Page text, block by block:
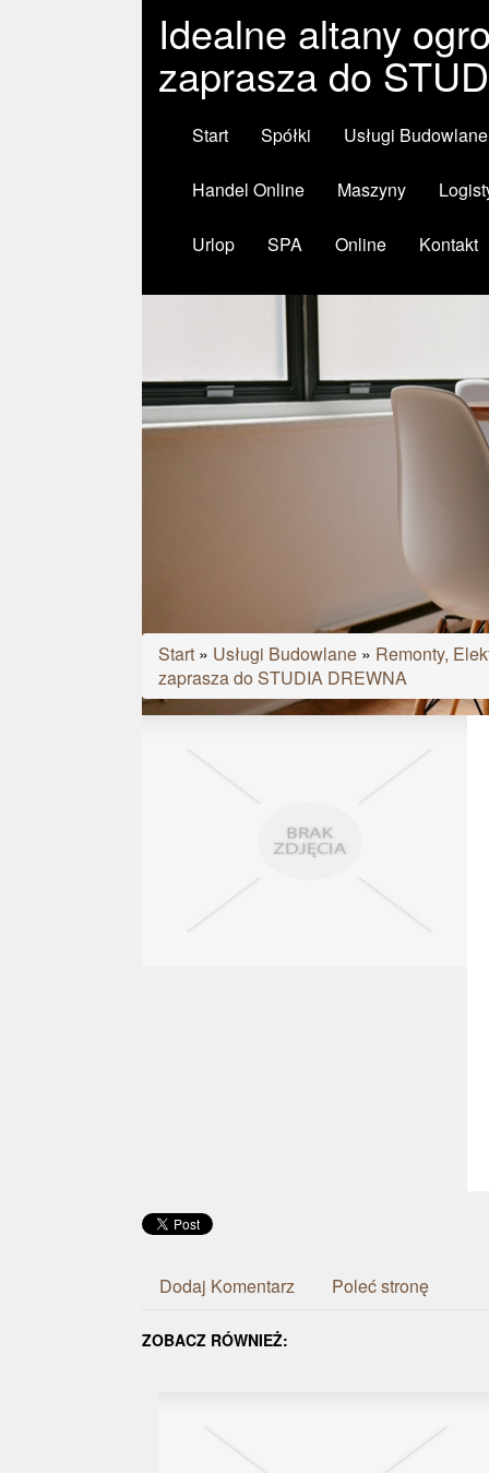
Idealne altany
zaprasza do
Start Spółki Usługi Budowlane
Handel Online Maszyny
Urlop SPA Online Kontakt
Start » Usługi Budowlane » Remonty,
zaprasza do STUDIA DREWNA
Dodaj Komentarz Poleć stronę
ZOBACZ RÓWNIEŻ: